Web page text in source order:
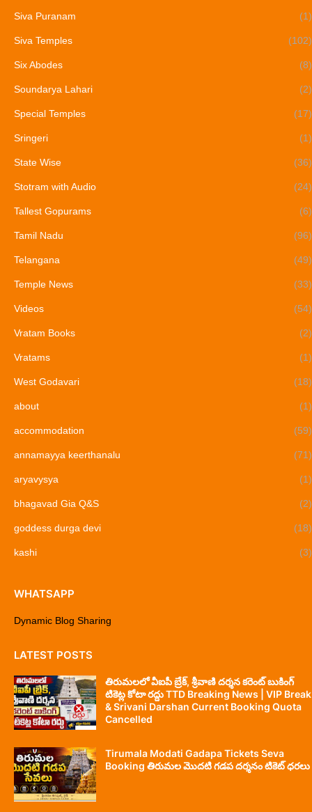
Siva Puranam (1)
Siva Temples (102)
Six Abodes (8)
Soundarya Lahari (2)
Special Temples (17)
Sringeri (1)
State Wise (36)
Stotram with Audio (24)
Tallest Gopurams (6)
Tamil Nadu (96)
Telangana (49)
Temple News (33)
Videos (54)
Vratam Books (2)
Vratams (1)
West Godavari (18)
about (1)
accommodation (59)
annamayya keerthanalu (71)
aryavysya (1)
bhagavad Gia Q&S (2)
goddess durga devi (18)
kashi (3)
WHATSAPP
Dynamic Blog Sharing
LATEST POSTS
తిరుమలలో వీఐపీ బ్రేక్, శ్రీవాణి దర్శన కరెంట్ బుకింగ్
టికెట్ల కోటా రద్దు TTD Breaking News | VIP Break
& Srivani Darshan Current Booking Quota
Cancelled
Tirumala Modati Gadapa Tickets Seva
Booking తిరుమల మొదటి గడప దర్శనం టికెట్ ధరలు